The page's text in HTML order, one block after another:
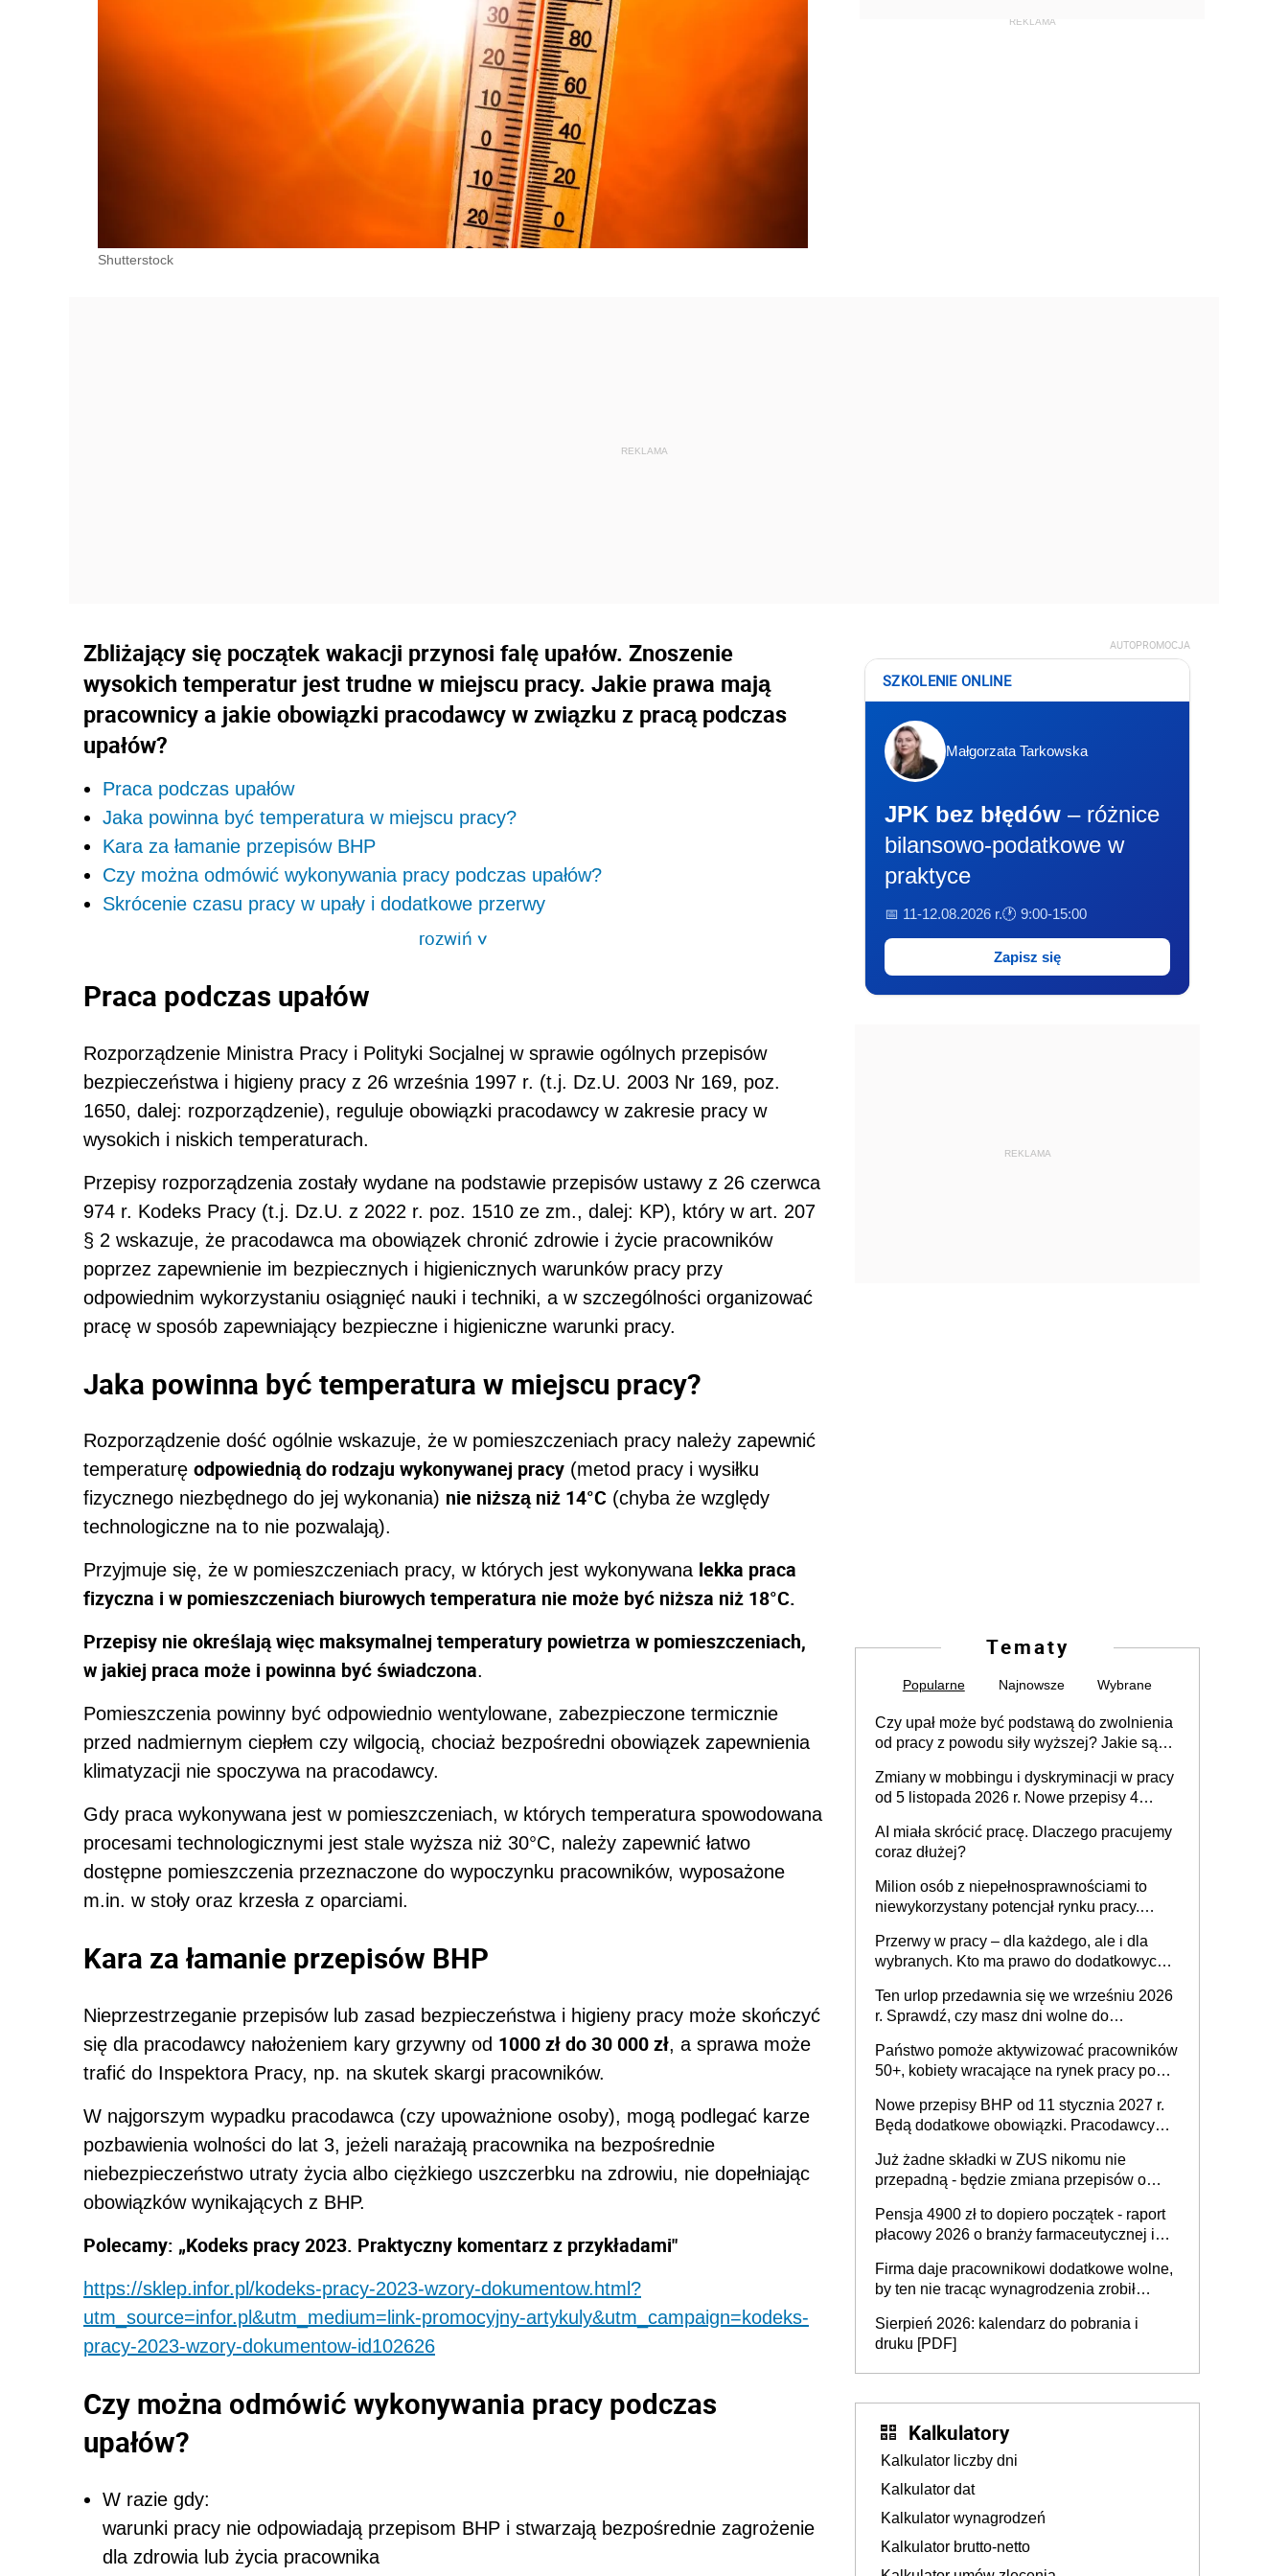
Shutterstock
Zbliżający się początek wakacji przynosi falę upałów. Znoszenie
wysokich temperatur jest trudne w miejscu pracy. Jakie prawa mają
pracownicy a jakie obowiązki pracodawcy w związku z pracą podczas
upałów?
Praca podczas upałów
Jaka powinna być temperatura w miejscu pracy?
Kara za łamanie przepisów BHP
Czy można odmówić wykonywania pracy podczas upałów?
Skrócenie czasu pracy w upały i dodatkowe przerwy
rozwiń>
Praca podczas upałów
Rozporządzenie Ministra Pracy i Polityki Socjalnej w sprawie ogólnych przepisów
bezpieczeństwa i higieny pracy z 26 września 1997 r. (t.j. Dz.U. 2003 Nr 169, poz.
1650, dalej: rozporządzenie), reguluje obowiązki pracodawcy w zakresie pracy w
wysokich i niskich temperaturach.
Przepisy rozporządzenia zostały wydane na podstawie przepisów ustawy z 26 czerwca
974 r. Kodeks Pracy (t.j. Dz.U. z 2022 r. poz. 1510 ze zm., dalej: KP), który w art. 207
§ 2 wskazuje, że pracodawca ma obowiązek chronić zdrowie i życie pracowników
poprzez zapewnienie im bezpiecznych i higienicznych warunków pracy przy
odpowiednim wykorzystaniu osiągnięć nauki i techniki, a w szczególności organizować
pracę w sposób zapewniający bezpieczne i higieniczne warunki pracy.
Jaka powinna być temperatura w miejscu pracy?
Rozporządzenie dość ogólnie wskazuje, że w pomieszczeniach pracy należy zapewnić
temperaturę odpowiednią do rodzaju wykonywanej pracy (metod pracy i wysiłku
fizycznego niezbędnego do jej wykonania) nie niższą niż 14°C (chyba że względy
technologiczne na to nie pozwalają).
Przyjmuje się, że w pomieszczeniach pracy, w których jest wykonywana lekka praca
fizyczna i w pomieszczeniach biurowych temperatura nie może być niższa niż 18°C.
Przepisy nie określają więc maksymalnej temperatury powietrza w pomieszczeniach,
w jakiej praca może i powinna być świadczona.
Pomieszczenia powinny być odpowiednio wentylowane, zabezpieczone termicznie
przed nadmiernym ciepłem czy wilgocią, chociaż bezpośredni obowiązek zapewnienia
klimatyzacji nie spoczywa na pracodawcy.
Gdy praca wykonywana jest w pomieszczeniach, w których temperatura spowodowana
procesami technologicznymi jest stale wyższa niż 30°C, należy zapewnić łatwo
dostępne pomieszczenia przeznaczone do wypoczynku pracowników, wyposażone
m.in. w stoły oraz krzesła z oparciami.
Kara za łamanie przepisów BHP
Nieprzestrzeganie przepisów lub zasad bezpieczeństwa i higieny pracy może skończyć
się dla pracodawcy nałożeniem kary grzywny od 1000 zł do 30 000 zł, a sprawa może
trafić do Inspektora Pracy, np. na skutek skargi pracowników.
W najgorszym wypadku pracodawca (czy upoważnione osoby), mogą podlegać karze
pozbawienia wolności do lat 3, jeżeli narażają pracownika na bezpośrednie
niebezpieczeństwo utraty życia albo ciężkiego uszczerbku na zdrowiu, nie dopełniając
obowiązków wynikających z BHP.
Polecamy: „Kodeks pracy 2023. Praktyczny komentarz z przykładami"
https://sklep.infor.pl/kodeks-pracy-2023-wzory-dokumentow.html?
utm_source=infor.pl&utm_medium=link-promocyjny-artykuly&utm_campaign=kodeks-
pracy-2023-wzory-dokumentow-id102626
Czy można odmówić wykonywania pracy podczas
upałów?
W razie gdy:
warunki pracy nie odpowiadają przepisom BHP i stwarzają bezpośrednie zagrożenie
dla zdrowia lub życia pracownika
AUTOPROMOCJA
SZKOLENIE ONLINE
Małgorzata Tarkowska
JPK bez błędów – różnice
bilansowo-podatkowe w
praktyce
📅 11-12.08.2026 r.🕐 9:00-15:00
Zapisz się
REKLAMA
Tematy
Popularne Najnowsze Wybrane
Czy upał może być podstawą do zwolnienia
od pracy z powodu siły wyższej? Jakie są
Zmiany w mobbingu i dyskryminacji w pracy
od 5 listopada 2026 r. Nowe przepisy 4
Ustaw
AI miała skrócić pracę. Dlaczego pracujemy
coraz dłużej?
Milion osób z niepełnosprawnościami to
niewykorzystany potencjał rynku pracy.
dofinansowań czy refundacji, ale bariery po
stronie systemu i świadomości
pracodawców [WYWIAD]
Przerwy w pracy – dla każdego, ale i dla
wybranych. Kto ma prawo do dodatkowych
Ten urlop przedawnia się we wrześniu 2026
r. Sprawdź, czy masz dni wolne do
Państwo pomoże aktywizować pracowników
50+, kobiety wracające na rynek pracy po
osoby neuroatypowe. Powstanie Fundusz
na rzecz Inkluzywności w Zatrudnianiu?
Nowe przepisy BHP od 11 stycznia 2027 r.
Będą dodatkowe obowiązki. Pracodawcy
Już żadne składki w ZUS nikomu nie
przepadną - będzie zmiana przepisów o
ubezpieczeniom społecznym
Pensja 4900 zł to dopiero początek - raport
płacowy 2026 o branży farmaceutycznej i
Firma daje pracownikowi dodatkowe wolne,
by ten nie tracąc wynagrodzenia zrobił
sprawdza
Sierpień 2026: kalendarz do pobrania i
druku [PDF]
Kalkulatory
Kalkulator liczby dni
Kalkulator dat
Kalkulator wynagrodzeń
Kalkulator brutto-netto